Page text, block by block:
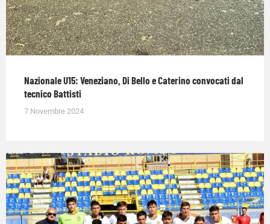
Nazionale U15: Veneziano, Di Bello e Caterino convocati dal
tecnico Battisti
7 Novembre 2024